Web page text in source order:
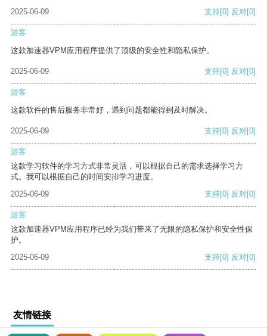
2025-06-09
支持[0] 反对[0]
游客
这款加速器VPM应用程序提供了顶级的安全性和隐私保护。
2025-06-09 支持[0] 反对[0]
游客
这款软件的售后服务非常好，遇到问题都能得到及时解决。
2025-06-09 支持[0] 反对[0]
游客
这款学习软件的学习方式非常灵活，可以根据自己的需求选择学习方
式。我可以根据自己的时间安排学习进度。
2025-06-09
支持[0] 反对[0]
游客
这款加速器VPM应用程序已经为我们带来了无限的隐私保护和安全性保
护。
2025-06-09
支持[0] 反对[0]
友情链接